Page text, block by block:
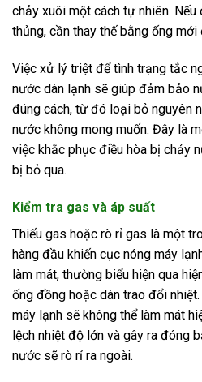
chảy xuôi một cách tự nhiên.
thủng, cần thay thế bằng ống mới
Việc xử lý triệt để tình trạng tắc
nước dàn lạnh sẽ giúp đảm bảo
đúng cách, từ đó loại bỏ nguyên
nước không mong muốn. Đây là
việc khắc phục điều hòa bị chảy
bị bỏ qua.
Kiểm tra gas và áp suất
Thiếu gas hoặc rò rỉ gas là một
hàng đầu khiến cục nóng máy
làm mát, thường biểu hiện qua
ống đồng hoặc dàn trao đổi
máy lạnh sẽ không thể làm mát
lệch nhiệt độ lớn và gây ra đóng
nước sẽ rò rỉ ra ngoài.